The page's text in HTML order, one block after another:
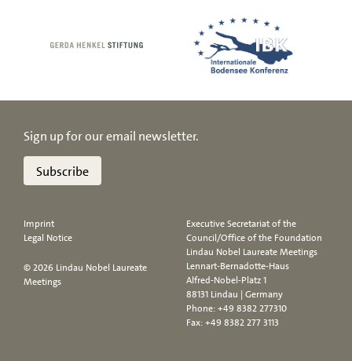
Sign up for our email newsletter.
Subscribe
Imprint
Legal Notice
© 2026 Lindau Nobel Laureate
Meetings
Executive Secretariat of the
Council/Office of the Foundation
Lindau Nobel Laureate Meetings
Lennart-Bernadotte-Haus
Alfred-Nobel-Platz 1
88131 Lindau | Germany
Phone:+49 8382 277310
Fax: +49 8382 277 3113